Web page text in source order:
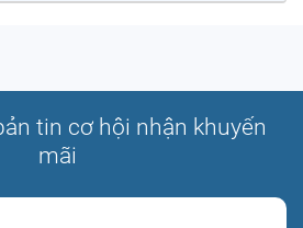
tin cơ hội nhận khuyến
mãi